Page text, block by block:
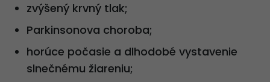
zvýšený krvný tlak;
Parkinsonova choroba;
horúce počasie a dlhodobé vystavenie
slnečnému žiareniu;